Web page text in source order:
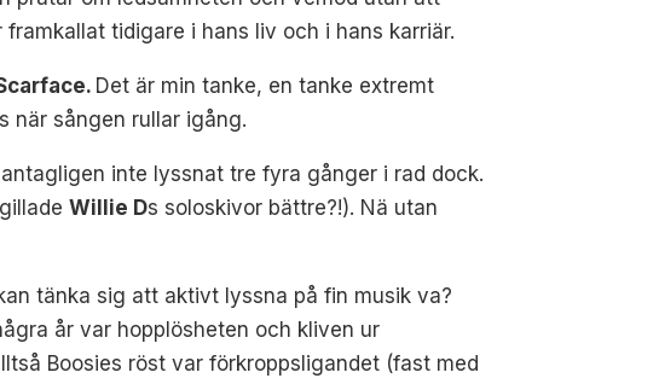
tidigare i hans liv och i hans karriär.
Det är min tanke, en tanke extremt
när sången rullar igång.
inte lyssnat tre fyra gånger i rad dock.
Willie Ds soloskivor bättre?!). Nä utan
tänka sig att aktivt lyssna på fin musik va?
år var hopplösheten och kliven ur
Boosies röst var förkroppsligandet (fast med